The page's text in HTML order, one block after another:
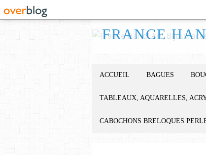
ACCUEIL BAGUES
TABLEAUX, AQUARELLES,
CABOCHONS BRELOQUES